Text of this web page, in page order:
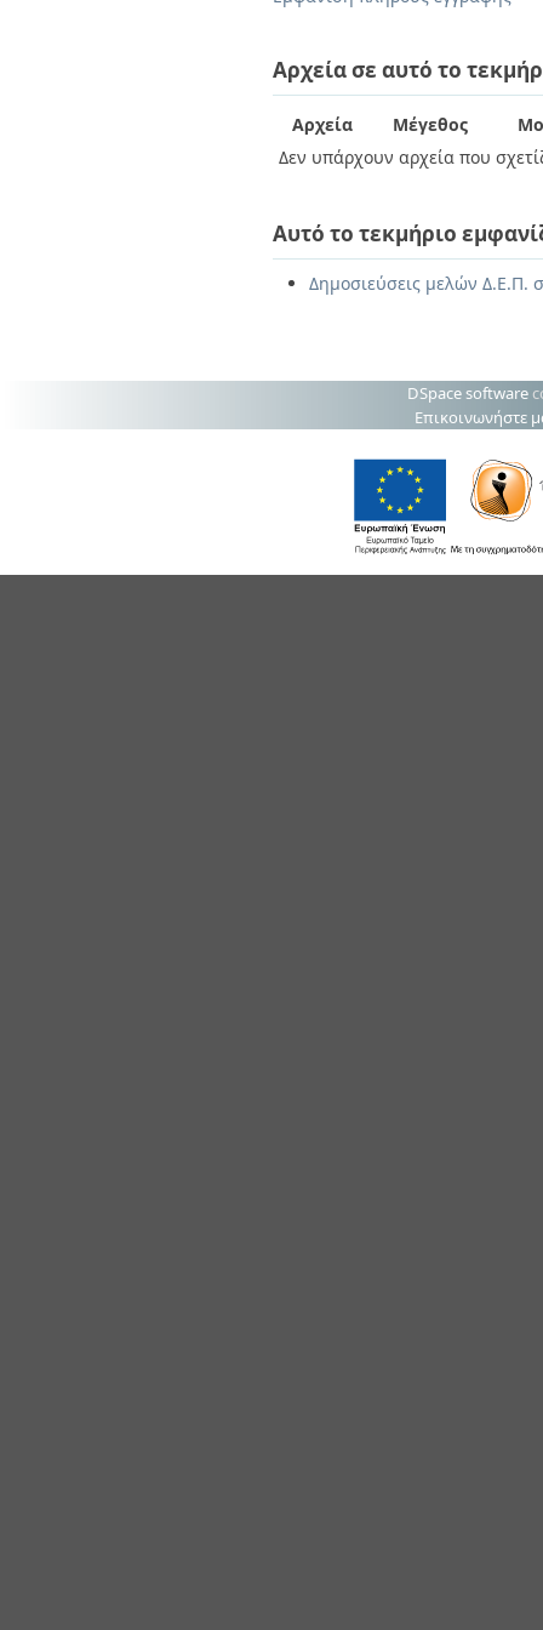
Αρχεία σε αυτό το
Αρχεία Μέγεθος
Δεν υπάρχουν αρχεία που
Αυτό το τεκμήριο
Δημοσιεύσεις μελών Δ.Ε.Π.
DSpace software
Επικοινωνήστε